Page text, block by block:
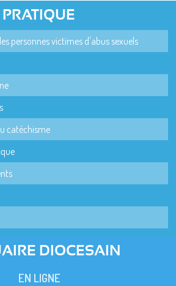
PRATIQUE
personnes victimes d'abus sexuels
catéchisme
DIOCESAIN
EN LIGNE